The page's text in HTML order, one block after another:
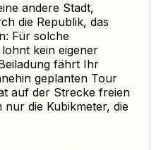
andere Stadt,
die Republik, das
Für solche
kein eigener
fährt Ihr
geplanten Tour
auf der Strecke freien
nur die Kubikmeter, die